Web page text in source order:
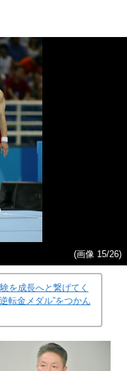
(画像 15/26)
を成長へと繋げてく
転金メダル”をつかん